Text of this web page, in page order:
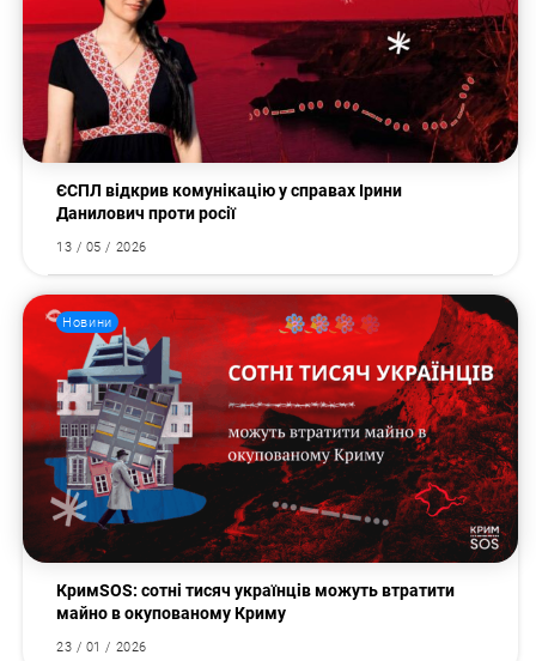
ЄСПЛ відкрив комунікацію у справах Ірини
Данилович проти росії
13 / 05 / 2026
Новини
КримSOS: сотні тисяч українців можуть втратити
майно в окупованому Криму
23 / 01 / 2026